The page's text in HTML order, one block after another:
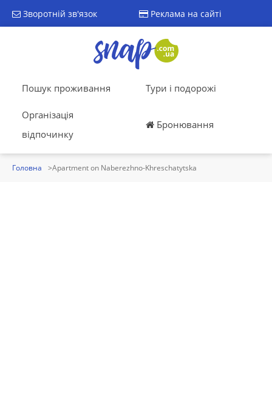
Зворотній зв'язок Реклама на сайті
Пошук проживання Тури і подорожі
Організація
відпочинку
Бронювання
Головна Apartment on Naberezhno-Khreschatytska